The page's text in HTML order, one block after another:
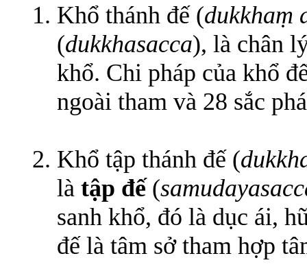
Khổ thánh đế (dukkhaṃ
(dukkhasacca), là chân
khổ. Chi pháp của khổ
ngoài tham và 28 sắc
Khổ tập thánh đế (
là tập đế(
sanh khổ, đó là dục ái,
đế là tâm sở tham hợp